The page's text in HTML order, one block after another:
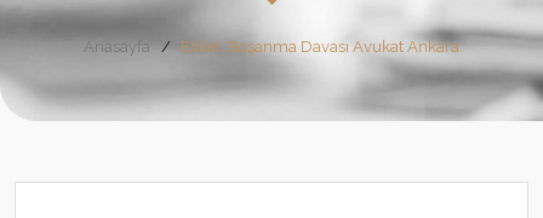
Anasayfa Etiket: Boşanma Davası Avukat Ankara